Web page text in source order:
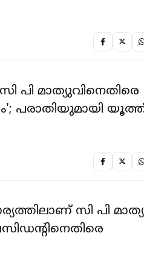
പി മാത്യുവിനെതിരെ
പരാതിയുമായി
സി പി